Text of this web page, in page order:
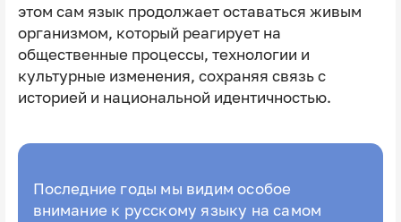
этом сам язык продолжает оставаться живым
организмом, который реагирует на
общественные процессы, технологии и
культурные изменения, сохраняя связь с
историей и национальной идентичностью.
Последние годы мы видим особое
внимание к русскому языку на самом